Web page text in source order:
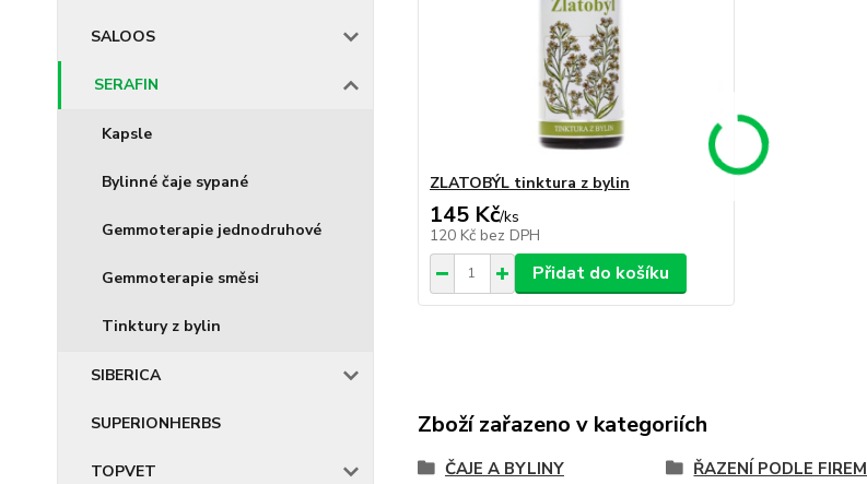
SALOOS
SERAFIN
Kapsle
Bylinné čaje sypané
Gemmoterapie jednodruhové
Gemmoterapie směsi
Tinktury z bylin
SIBERICA
SUPERIONHERBS
TOPVET
ZLATOBÝL tinktura z bylin
145 Kč/ks
120 Kč bez DPH
Přidat do košíku
Zboží zařazeno v kategoriích
ČAJE A BYLINY ŘAZENÍ PODLE FIREM